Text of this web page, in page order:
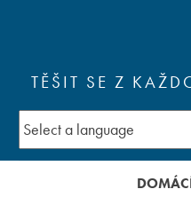
TĚŠIT SE Z